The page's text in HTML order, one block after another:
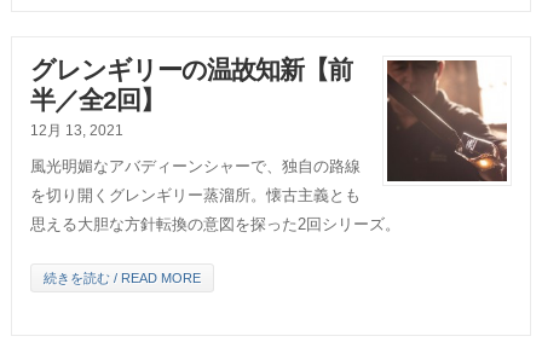
グレンギリーの温故知新【前
半／全2回】
12月 13, 2021
風光明媚なアバディーンシャーで、独自の路線
を切り開くグレンギリー蒸溜所。懐古主義とも
思える大胆な方針転換の意図を探った2回シリーズ。
続きを読む / READ MORE